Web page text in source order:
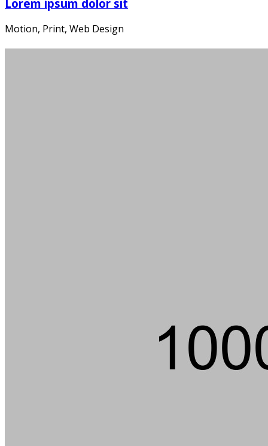
Lorem ipsum dolor sit
Motion, Print, Web Design